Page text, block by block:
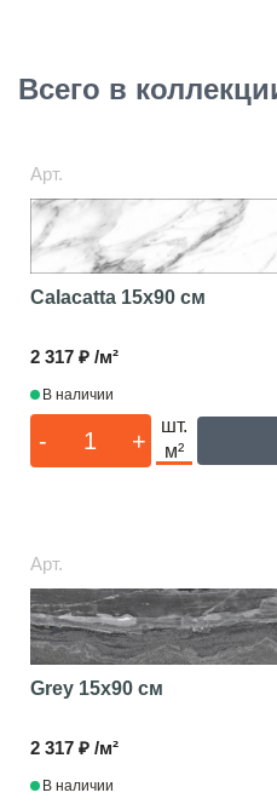
Всего в
Арт.
Calacatta 15x90 см
2 317 ₽ /м²
В наличии
- +
шт.
м²
Арт.
Grey 15x90 см
2 317 ₽ /м²
В наличии